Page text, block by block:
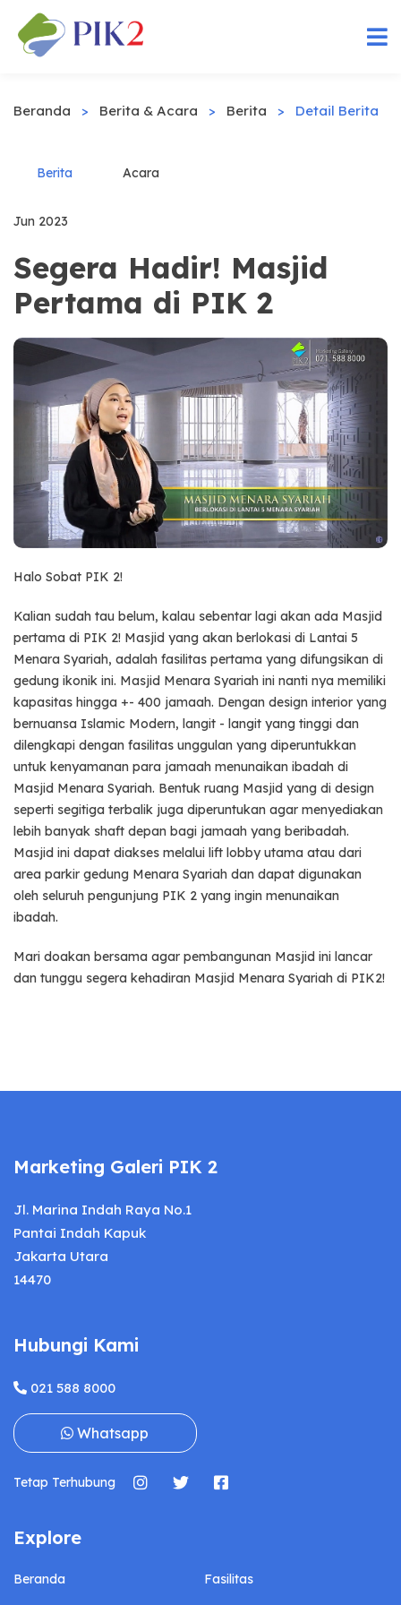
Beranda > Berita & Acara > Berita > Detail Berita
Berita Acara
Jun 2023
Segera Hadir! Masjid
Pertama di PIK 2
Halo Sobat PIK 2!
Kalian sudah tau belum, kalau sebentar lagi akan ada Masjid
pertama di PIK 2! Masjid yang akan berlokasi di Lantai 5
Menara Syariah, adalah fasilitas pertama yang difungsikan di
gedung ikonik ini. Masjid Menara Syariah ini nanti nya memiliki
kapasitas hingga +- 400 jamaah. Dengan design interior yang
bernuansa Islamic Modern, langit - langit yang tinggi dan
dilengkapi dengan fasilitas unggulan yang diperuntukkan
untuk kenyamanan para jamaah menunaikan ibadah di
Masjid Menara Syariah. Bentuk ruang Masjid yang di design
seperti segitiga terbalik juga diperuntukan agar menyediakan
lebih banyak shaft depan bagi jamaah yang beribadah.
Masjid ini dapat diakses melalui lift lobby utama atau dari
area parkir gedung Menara Syariah dan dapat digunakan
oleh seluruh pengunjung PIK 2 yang ingin menunaikan
ibadah.
Mari doakan bersama agar pembangunan Masjid ini lancar
dan tunggu segera kehadiran Masjid Menara Syariah di PIK2!
Marketing Galeri PIK 2
Jl. Marina Indah Raya No.1
Pantai Indah Kapuk
Jakarta Utara
14470
Hubungi Kami
021 588 8000
Whatsapp
Tetap Terhubung
Explore
Beranda
Fasilitas